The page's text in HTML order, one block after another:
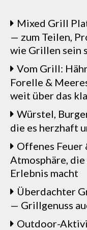
Mixed Grill
— zum Teilen,
wie Grillen sein
Vom Grill:
Forelle &
weit über das
Würstel,
die es herzhaft
Offenes Feuer
Atmosphäre, die
Erlebnis macht
Überdachter
— Grillgenuss
Outdoor-